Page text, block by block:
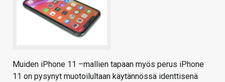
Muiden iPhone 11 –mallien tapaan myös perus iPhone
11 on pysynyt muotoilultaan käytännössä identtisenä